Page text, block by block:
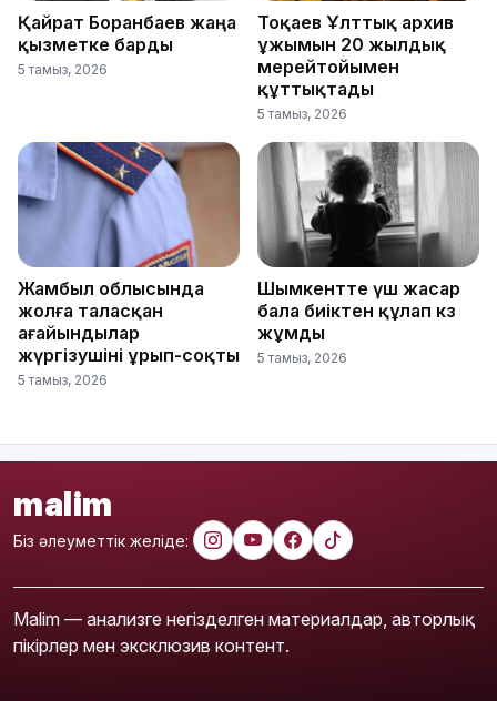
Қайрат Боранбаев жаңа
қызметке барды
5 тамыз, 2026
Тоқаев Ұлттық архив
ұжымын 20 жылдық
мерейтойымен
құттықтады
5 тамыз, 2026
Жамбыл облысында
жолға таласқан
ағайындылар
жүргізушіні ұрып-соқты
5 тамыз, 2026
Шымкентте үш жасар
бала биіктен құлап көз
жұмды
5 тамыз, 2026
malim
Біз әлеуметтік желіде:
Malim — анализге негізделген материалдар, авторлық
пікірлер мен эксклюзив контент.